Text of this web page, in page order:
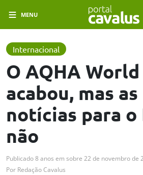
MENU
Internacional
O AQHA
acabou, mas
notícias para o
não
Publicado8 anos em sobre 22 de novembro de
Por Redação Cavalus